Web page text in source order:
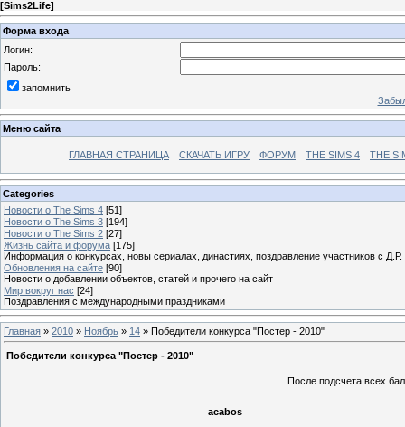
[Sims2Life]
Форма входа
Логин:
Пароль:
запомнить
Меню сайта
ГЛАВНАЯ СТРАНИЦА СКАЧАТЬ ИГРУ ФОРУМ THE SIMS 4 THE
Categories
Новости о The Sims 4 [51]
Новости о The Sims 3 [194]
Новости о The Sims 2 [27]
Жизнь сайта и форума [175]
Информация о конкурсах, новы сериалах, династиях, поздравление участников с Д.Р.
Обновления на сайте [90]
Новости о добавлении объектов, статей и прочего на сайт
Мир вокруг нас [24]
Поздравления с международными праздниками
Главная » 2010 » Ноябрь » 14 » Победители конкурса "Постер - 2010"
Победители конкурса "Постер - 2010"
После подсчета всех
acabos